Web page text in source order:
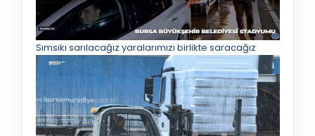
Sımsıkı sarılacağız yaralarımızı birlikte saracağız